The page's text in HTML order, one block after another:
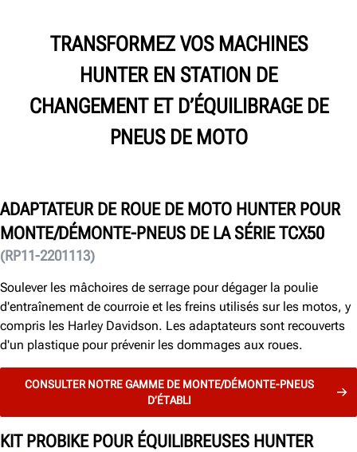
TRANSFORMEZ VOS MACHINES
HUNTER EN STATION DE
CHANGEMENT ET D’ÉQUILIBRAGE DE
PNEUS DE MOTO
ADAPTATEUR DE ROUE DE MOTO HUNTER POUR
MONTE/DÉMONTE-PNEUS DE LA SÉRIE TCX50
(RP11-2201113)
Soulever les mâchoires de serrage pour dégager la poulie
d'entraînement de courroie et les freins utilisés sur les motos, y
compris les Harley Davidson. Les adaptateurs sont recouverts
d'un plastique pour prévenir les dommages aux roues.
CONSULTER NOTRE GAMME DE MONTE/DÉMONTE-PNEUS
D’ÉTABLI
KIT PROBIKE POUR ÉQUILIBREUSES HUNTER